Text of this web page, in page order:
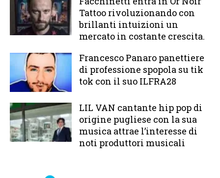
Tattoo rivoluzionando con
brillanti intuizioni un
mercato in costante crescita.
Francesco Panaro panettiere
di professione spopola su tik
tok con il suo ILFRA28
LIL VAN cantante hip pop di
origine pugliese con la sua
musica attrae l’interesse di
noti produttori musicali